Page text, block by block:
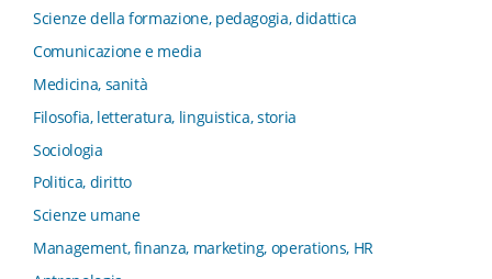
dell’Economia Università di Bologna
Collana di Clinica della formazione
Collana di Ragioneria ed Economia Aziendale - SIDREA
Collana di Storia delle istituzioni educative e della
Letteratura per l’Infanzia
Collana di Studi e Ricerche Aziendali
Collana ISMU
Collana Tendenze Salute e Sanità ETS
Scienze della formazione, pedagogia, didattica
Comunicazione e media
Medicina, sanità
Filosofia, letteratura, linguistica, storia
Sociologia
Politica, diritto
Scienze umane
Management, finanza, marketing, operations, HR